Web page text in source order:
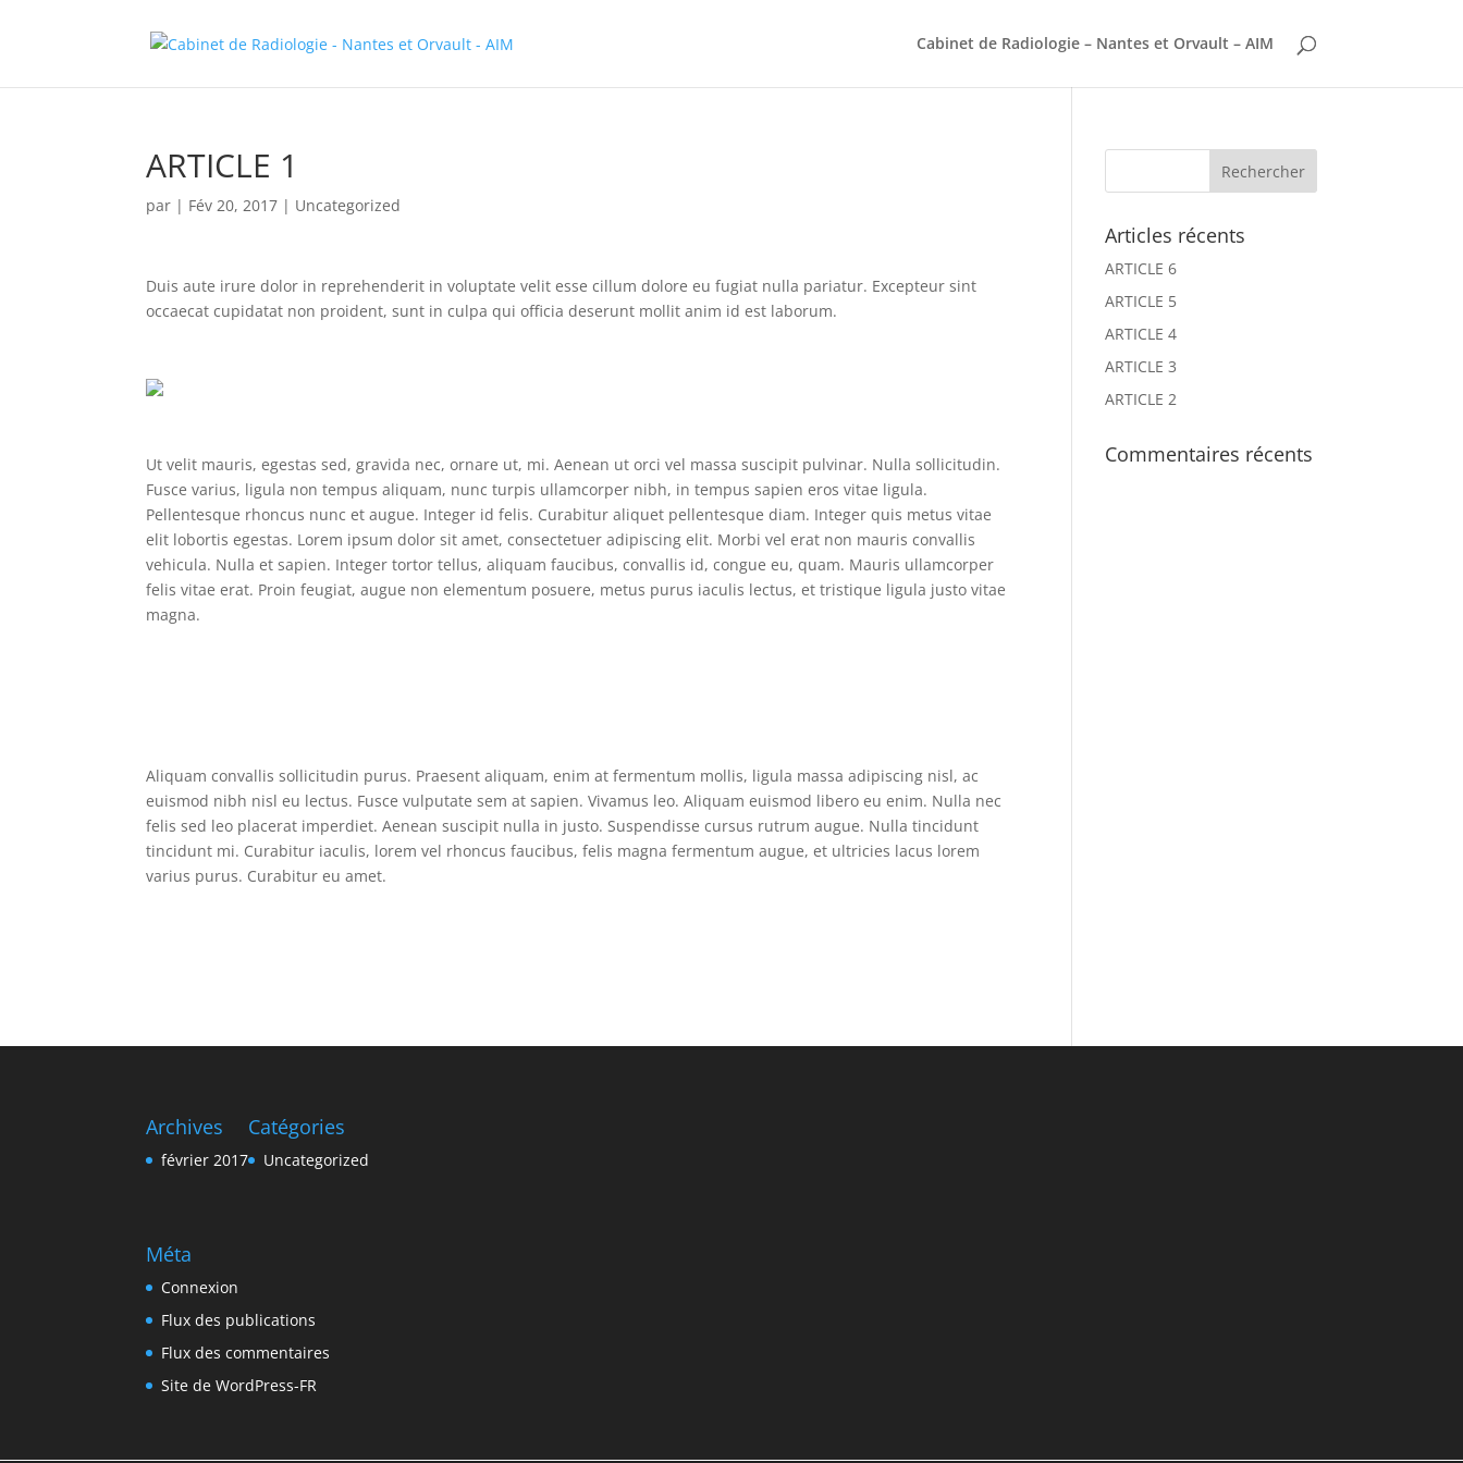
Cabinet de Radiologie – Nantes et Orvault – AIM
ARTICLE 1
par | Fév 20, 2017 | Uncategorized
Duis aute irure dolor in reprehenderit in voluptate velit esse cillum dolore eu fugiat nulla pariatur. Excepteur sint
occaecat cupidatat non proident, sunt in culpa qui officia deserunt mollit anim id est laborum.
Ut velit mauris, egestas sed, gravida nec, ornare ut, mi. Aenean ut orci vel massa suscipit pulvinar. Nulla sollicitudin.
Fusce varius, ligula non tempus aliquam, nunc turpis ullamcorper nibh, in tempus sapien eros vitae ligula.
Pellentesque rhoncus nunc et augue. Integer id felis. Curabitur aliquet pellentesque diam. Integer quis metus vitae
elit lobortis egestas. Lorem ipsum dolor sit amet, consectetuer adipiscing elit. Morbi vel erat non mauris convallis
vehicula. Nulla et sapien. Integer tortor tellus, aliquam faucibus, convallis id, congue eu, quam. Mauris ullamcorper
felis vitae erat. Proin feugiat, augue non elementum posuere, metus purus iaculis lectus, et tristique ligula justo vitae
magna.
Aliquam convallis sollicitudin purus. Praesent aliquam, enim at fermentum mollis, ligula massa adipiscing nisl, ac
euismod nibh nisl eu lectus. Fusce vulputate sem at sapien. Vivamus leo. Aliquam euismod libero eu enim. Nulla nec
felis sed leo placerat imperdiet. Aenean suscipit nulla in justo. Suspendisse cursus rutrum augue. Nulla tincidunt
tincidunt mi. Curabitur iaculis, lorem vel rhoncus faucibus, felis magna fermentum augue, et ultricies lacus lorem
varius purus. Curabitur eu amet.
Articles récents
ARTICLE 6
ARTICLE 5
ARTICLE 4
ARTICLE 3
ARTICLE 2
Commentaires récents
Archives
février 2017
Catégories
Uncategorized
Méta
Connexion
Flux des publications
Flux des commentaires
Site de WordPress-FR